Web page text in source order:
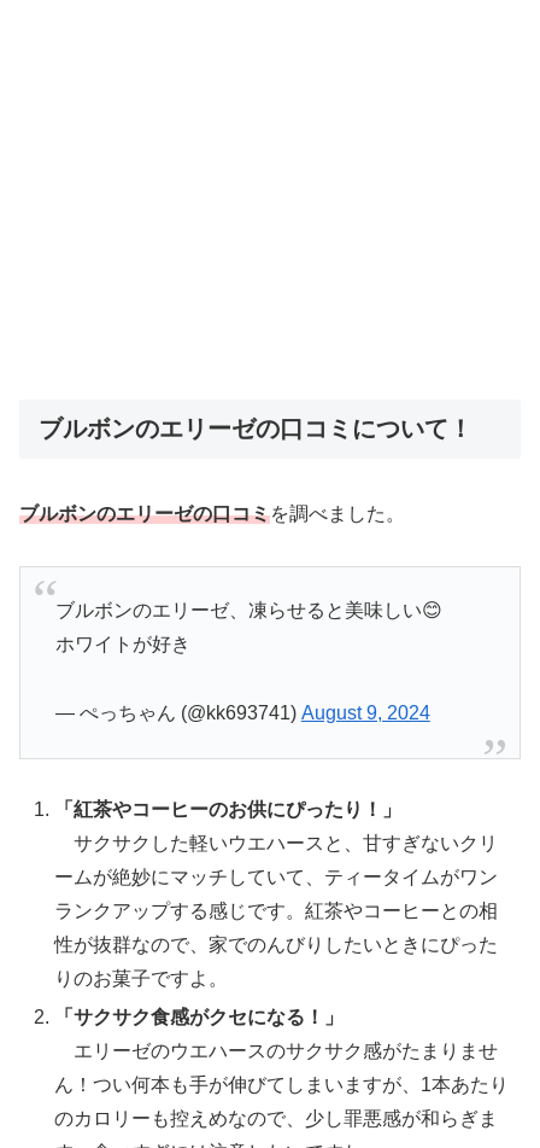
ブルボンのエリーゼの口コミについて！
ブルボンのエリーゼの口コミを調べました。
ブルボンのエリーゼ、凍らせると美味しい😊
ホワイトが好き
— ぺっちゃん (@kk693741) August 9, 2024
「紅茶やコーヒーのお供にぴったり！」
サクサクした軽いウエハースと、甘すぎないクリ
ームが絶妙にマッチしていて、ティータイムがワン
ランクアップする感じです。紅茶やコーヒーとの相
性が抜群なので、家でのんびりしたいときにぴった
りのお菓子ですよ。
「サクサク食感がクセになる！」
エリーゼのウエハースのサクサク感がたまりませ
ん！つい何本も手が伸びてしまいますが、1本あたり
のカロリーも控えめなので、少し罪悪感が和らぎま